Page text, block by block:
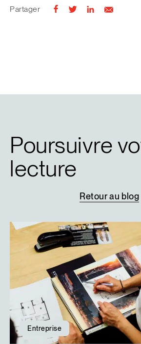
Partager
Poursuivre
lecture
Retourau blog
Entreprise